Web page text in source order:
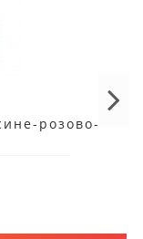
розово-